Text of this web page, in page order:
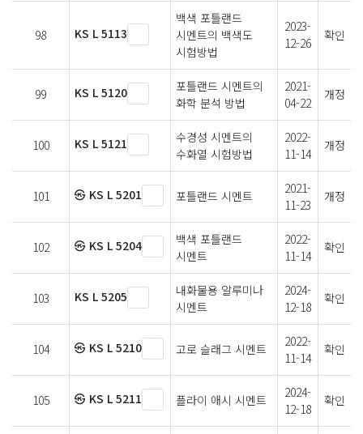
98 KS L 5113
백색 포틀랜드
시멘트의 백색도
시험방법
2023-
12-26
확인
99 KS L 5120
포틀랜드 시멘트의
화학 분석 방법
2021-
04-22
개정
100 KS L 5121
수경성 시멘트의
수화열 시험방법
2022-
11-14
개정
101 ㉿ KS L 5201 포틀랜드 시멘트
2021-
11-23
개정
102 ㉿ KS L 5204
백색 포틀랜드
시멘트
2022-
11-14
확인
103 KS L 5205
내화물용 알루미나
시멘트
2024-
12-18
확인
104 ㉿ KS L 5210 고로 슬래그 시멘트
2022-
11-14
확인
105 ㉿ KS L 5211 플라이 애시 시멘트
2024-
12-18
확인